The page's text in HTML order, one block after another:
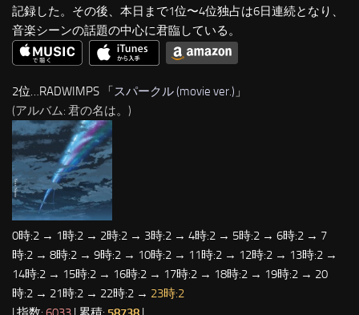
記録した。その後、本日まで1位〜4位独占は6日連続となり、
音楽シーンの話題の中心に君臨している。
2位…RADWIMPS 「スパークル (movie ver.) 」
(アルバム: 君の名は。)
0時:2 → 1時:2 → 2時:2 → 3時:2 → 4時:2 → 5時:2 → 6時:2 → 7
時:2 → 8時:2 → 9時:2 → 10時:2 → 11時:2 → 12時:2 → 13時:2 →
14時:2 → 15時:2 → 16時:2 → 17時:2 → 18時:2 → 19時:2 → 20
時:2 → 21時:2 → 22時:2 → 23時:2